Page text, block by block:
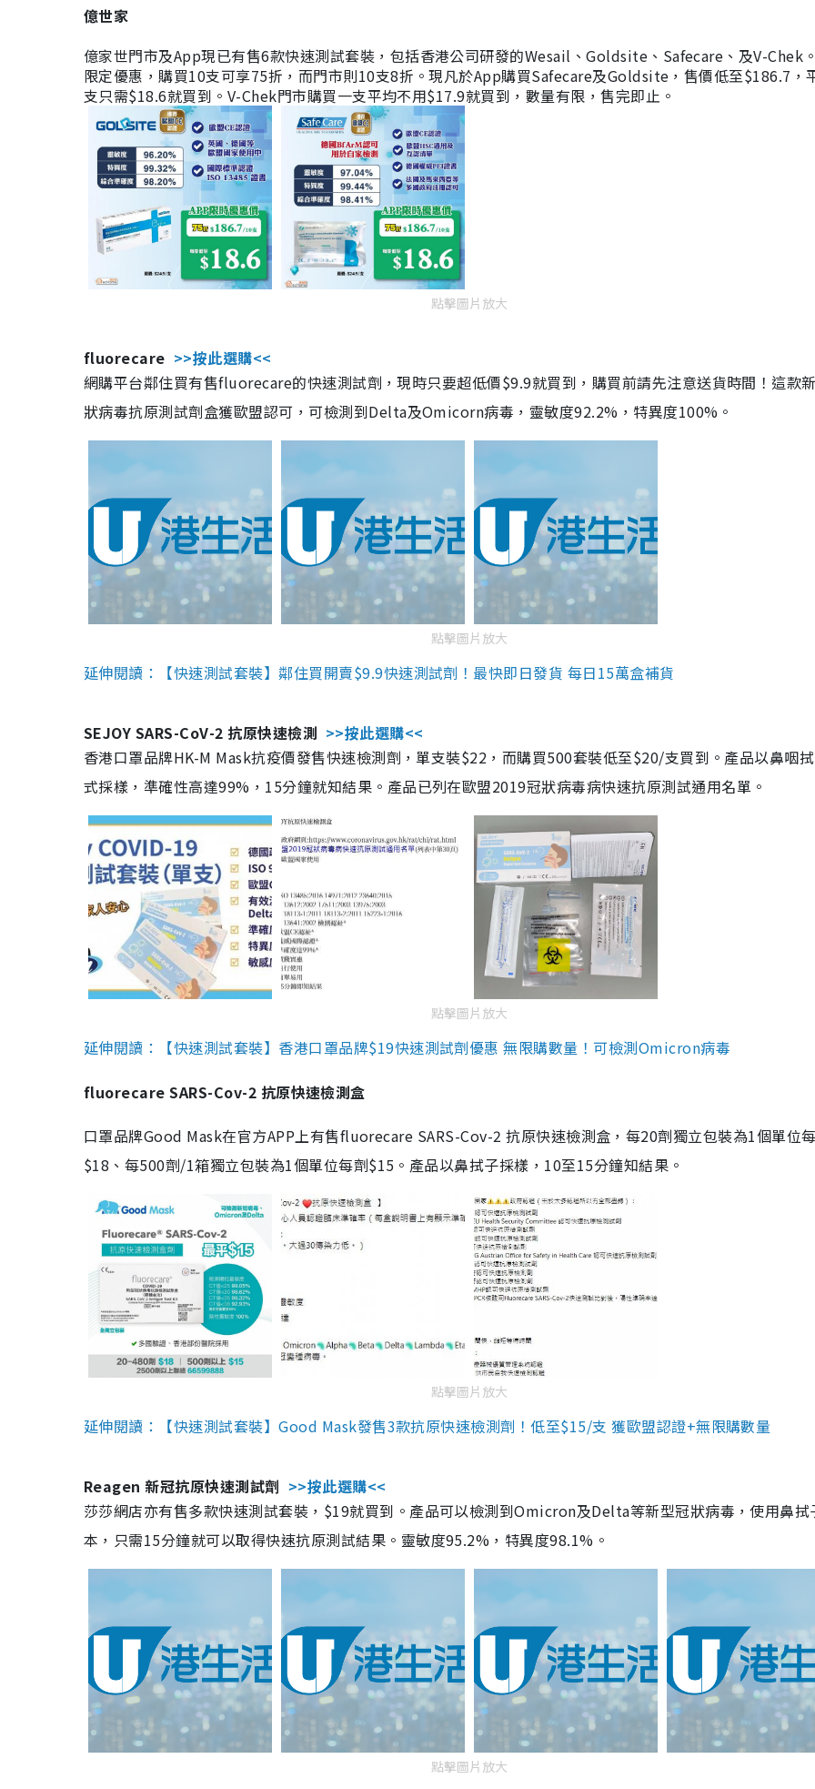
億世家
億家世門市及App現已有售6款快速測試套裝，包括香港公司研發的Wesail、Goldsite、Safecare、及V-Chek
限定優惠，購買10支可享75折，而門市則10支8折。現凡於App購買Safecare及Goldsite，售價低至$186.7，
支只需$18.6就買到。V-Chek門市購買一支平均不用$17.9就買到，數量有限，售完即止。
點擊圖片放大
fluorecare >>按此選購<<
網購平台鄰住買有售fluorecare的快速測試劑，現時只要超低價$9.9就買到，購買前請先注意送貨時間！這款
狀病毒抗原測試劑盒獲歐盟認可，可檢測到Delta及Omicorn病毒，靈敏度92.2%，特異度100%。
點擊圖片放大
延伸閱讀：【快速測試套裝】鄰住買開賣$9.9快速測試劑！最快即日發貨 每日15萬盒補貨
SEJOY SARS-CoV-2 抗原快速檢測 >>按此選購<<
香港口罩品牌HK-M Mask抗疫價發售快速檢測劑，單支裝$22，而購買500套裝低至$20/支買到。產品以鼻咽
式採樣，準確性高達99%，15分鐘就知結果。產品已列在歐盟2019冠狀病毒病快速抗原測試通用名單。
點擊圖片放大
延伸閱讀：【快速測試套裝】香港口罩品牌$19快速測試劑優惠 無限購數量！可檢測Omicron病毒
fluorecare SARS-Cov-2 抗原快速檢測盒
口罩品牌Good Mask在官方APP上有售fluorecare SARS-Cov-2 抗原快速檢測盒，每20劑獨立包裝為1個單位
$18、每500劑/1箱獨立包裝為1個單位每劑$15。產品以鼻拭子採樣，10至15分鐘知結果。
點擊圖片放大
延伸閱讀：【快速測試套裝】Good Mask發售3款抗原快速檢測劑！低至$15/支 獲歐盟認證+無限購數量
Reagen 新冠抗原快速測試劑 >>按此選購<<
莎莎網店亦有售多款快速測試套裝，$19就買到。產品可以檢測到Omicron及Delta等新型冠狀病毒，使用鼻拭
本，只需15分鐘就可以取得快速抗原測試結果。靈敏度95.2%，特異度98.1%。
點擊圖片放大